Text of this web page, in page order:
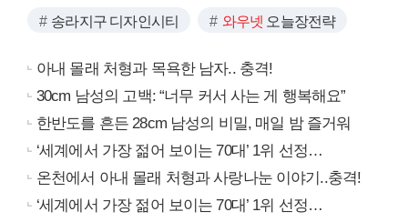
송라지구 디자인시티 와우넷 오늘장전략
아내 몰래 처형과 목욕한 남자.. 충격!
30cm 남성의 고백: “너무 커서 사는 게 행복해요”
한반도를 흔든 28cm 남성의 비밀, 매일 밤 즐거워
‘세계에서 가장 젊어 보이는 70대’ 1위 선정…
온천에서 아내 몰래 처형과 사랑나눈 이야기..충격!
‘세계에서 가장 젊어 보이는 70대’ 1위 선정…